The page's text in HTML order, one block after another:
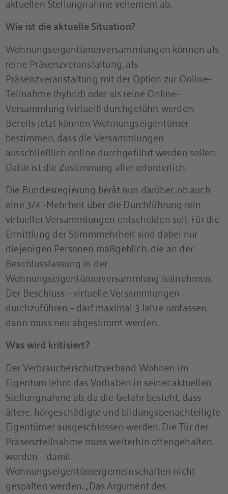
Wie ist die aktuelle Situation?
Wohnungseigentümerversammlungen können als
reine Präsenzveranstaltung, als
Präsenzveranstaltung mit der Option zur Online-
Teilnahme (hybrid) oder als reine Online-
Versammlung (virtuell) durchgeführt werden.
Bereits jetzt können Wohnungseigentümer
bestimmen, dass die Versammlungen
ausschließlich online durchgeführt werden sollen.
Dafür ist die Zustimmung aller erforderlich.
Die Bundesregierung berät nun darüber, ob auch
eine 3/4 -Mehrheit über die Durchführung rein
virtueller Versammlungen entscheiden soll. Für die
Ermittlung der Stimmmehrheit sind dabei nur
diejenigen Personen maßgeblich, die an der
Beschlussfassung in der
Wohnungseigentümerversammlung teilnehmen.
Der Beschluss – virtuelle Versammlungen
durchzuführen – darf maximal 3 Jahre umfassen,
dann muss neu abgestimmt werden.
Was wird kritisiert?
Der Verbraucherschutzverband Wohnen im
Eigentum lehnt das Vorhaben in seiner aktuellen
Stellungnahme ab, da die Gefahr besteht, dass
ältere, hörgeschädigte und bildungsbenachteiligte
Eigentümer ausgeschlossen werden. Die Tür der
Präsenzteilnahme muss weiterhin offengehalten
werden – damit
Wohnungseigentümergemeinschaften nicht
gespalten werden. „Das Argument des